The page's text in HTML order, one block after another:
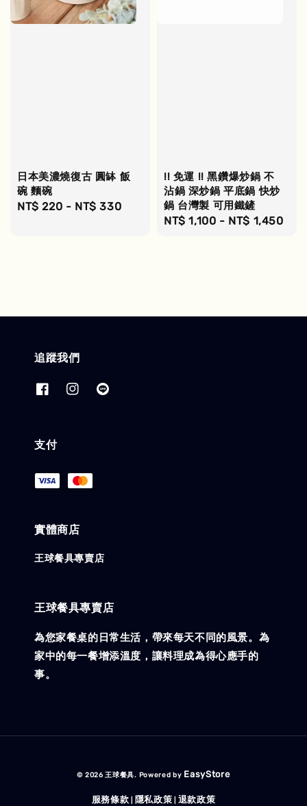
日本美濃燒復古 圓缽 飯
碗 麵碗
Regular
NT$ 220 - NT$ 330
!! 免運 !! 黑鑽爆炒鍋 不
沾鍋 深炒鍋 平底鍋 快炒
鍋 台灣製 可用鐵鏟
Regular
NT$ 1,100 - NT$ 1,450
追蹤我們
支付
實體商店
王球餐具專賣店
王球餐具專賣店
為您家餐桌的日常生活，帶來每天不同的風景。為
家中的每一餐增添溫度，讓料理成為得心應手的
事。
© 2026 王球餐具. Powered by EasyStore
服務條款 隱私政策 退款政策